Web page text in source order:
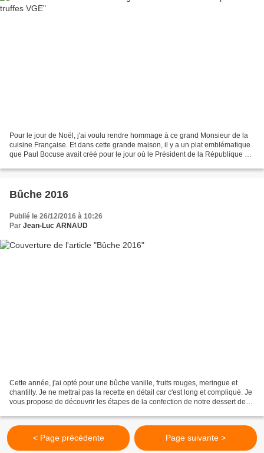
Pour le jour de Noël, j'ai voulu rendre hommage à ce grand Monsieur de la
cuisine Française. Et dans cette grande maison, il y a un plat emblématique
que Paul Bocuse avait créé pour le jour où le Président de la République de
Bûche 2016
Publié le 26/12/2016 à 10:26
Par Jean-Luc ARNAUD
Cette année, j'ai opté pour une bûche vanille, fruits rouges, meringue et
chantilly. Je ne mettrai pas la recette en détail car c'est long et compliqué. Je
vous propose de découvrir les étapes de la confection de notre dessert de
< Page précédente Page suivante >